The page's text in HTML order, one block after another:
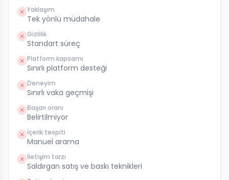
Yaklaşım
Tek yönlü müdahale
Gizlilik
Standart süreç
Platform kapsamı
Sınırlı platform desteği
Deneyim
Sınırlı vaka geçmişi
Başarı oranı
Belirtilmiyor
İçerik tespiti
Manuel arama
İletişim tarzı
Saldırgan satış ve baskı teknikleri